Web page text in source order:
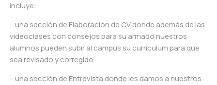
incluye:
– una sección de Elaboración de CV donde además de las
videoclases con consejos para su armado nuestros
alumnos pueden subir al campus su curriculum para que
sea revisado y corregido.
– una sección de Entrevista donde les damos a nuestros